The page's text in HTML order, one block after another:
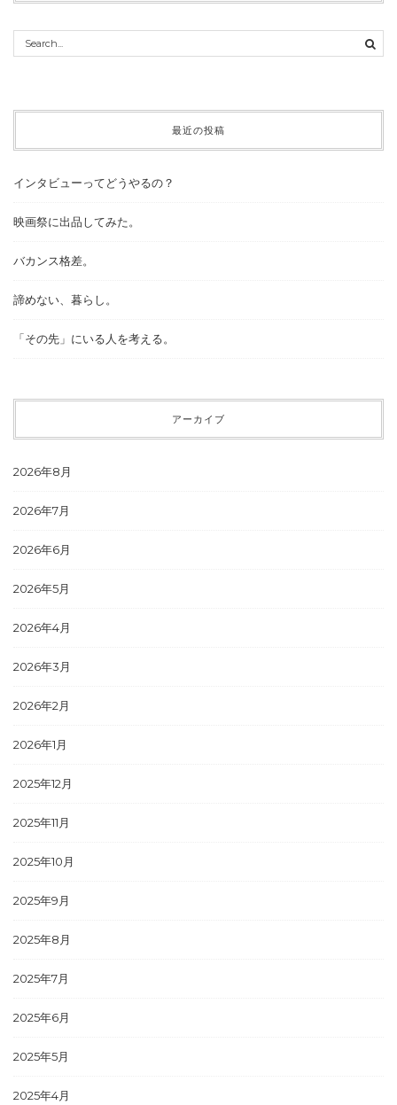
最近の投稿
インタビューってどうやるの？
映画祭に出品してみた。
バカンス格差。
諦めない、暮らし。
「その先」にいる人を考える。
アーカイブ
2026年8月
2026年7月
2026年6月
2026年5月
2026年4月
2026年3月
2026年2月
2026年1月
2025年12月
2025年11月
2025年10月
2025年9月
2025年8月
2025年7月
2025年6月
2025年5月
2025年4月